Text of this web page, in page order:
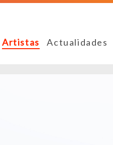
Artistas Actualidades